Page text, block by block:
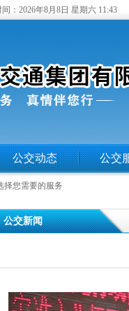
： 2026年8月8日 星期六 11:43
公交动态 公交
择您需要的服务
公交新闻